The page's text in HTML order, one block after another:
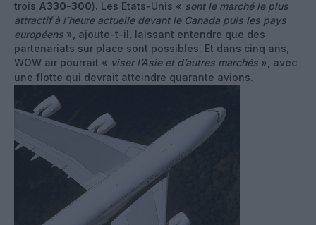
trois A330-300). Les Etats-Unis « sont le marché le plus
attractif à l’heure actuelle devant le Canada puis les pays
européens », ajoute-t-il, laissant entendre que des
partenariats sur place sont possibles. Et dans cinq ans,
WOW air pourrait « viser l’Asie et d’autres marchés », avec
une flotte qui devrait atteindre quarante avions.